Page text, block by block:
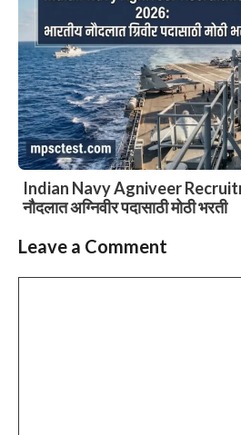
Indian Navy Agniveer
नौदलात अग्निवीर पदासाठी मोठी भरती
Leave a Comment